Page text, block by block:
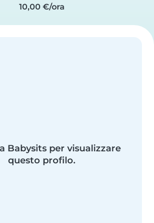
10,00 €/ora
Babysits per visualizzare
questo profilo.